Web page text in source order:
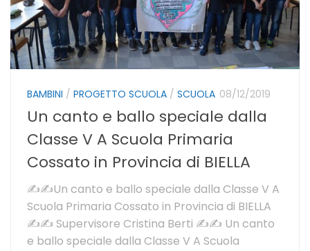
BAMBINI / PROGETTO SCUOLA / SCUOLA 08/12/2019
Un canto e ballo speciale dalla
Classe V A Scuola Primaria
Cossato in Provincia di BIELLA
✍✍Un canto e ballo speciale dalla Classe V A
Scuola Primaria Cossato in Provincia di BIELLA
✍✍ Supervisore Cristina Berti ✍✍ Un canto
e ballo speciale dalla Classe V A Scuola